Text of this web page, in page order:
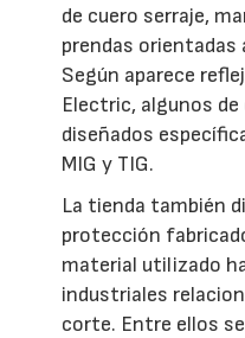
de cuero serraje,
prendas orientadas
Según aparece
Electric, algunos
diseñados
MIG y TIG.
La tienda también
protección
material utilizado
industriales
corte. Entre ellos